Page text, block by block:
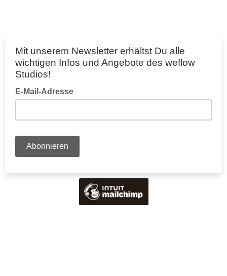
Mit unserem Newsletter erhältst Du alle
wichtigen Infos und Angebote des weflow
Studios!
E-Mail-Adresse